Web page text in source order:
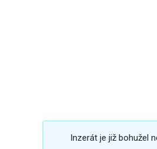
Inzerát je již bohužel